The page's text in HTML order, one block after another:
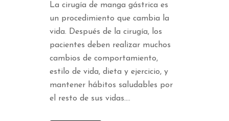
La cirugía de manga gástrica es
un procedimiento que cambia la
vida. Después de la cirugía, los
pacientes deben realizar muchos
cambios de comportamiento,
estilo de vida, dieta y ejercicio, y
mantener hábitos saludables por
el resto de sus vidas....